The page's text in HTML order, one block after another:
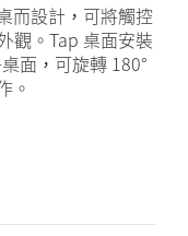
而設計，可將觸控
觀。Tap 桌面安裝
面，可旋轉 180°
。